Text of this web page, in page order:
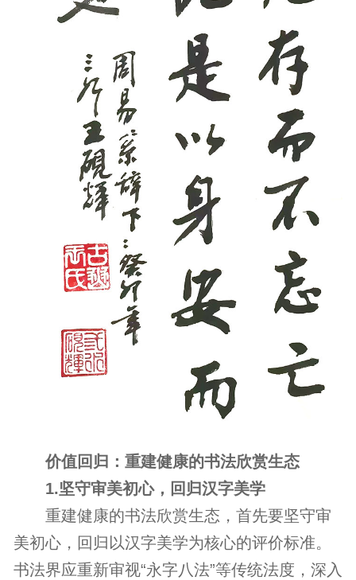
价值回归：重建健康的书法欣赏生态
1.坚守审美初心，回归汉字美学
重建健康的书法欣赏生态，首先要坚守审
美初心，回归以汉字美学为核心的评价标准。
书法界应重新审视“永字八法”等传统法度，深入